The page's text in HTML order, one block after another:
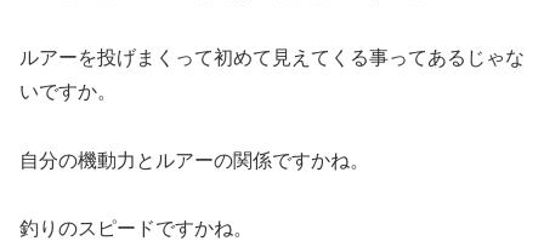
ルアーを投げまくって初めて見えてくる事ってあるじゃな
いですか。
自分の機動力とルアーの関係ですかね。
釣りのスピードですかね。